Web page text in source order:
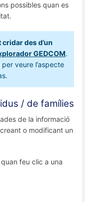
possibles quan es
des d’un
GEDCOM.
veure l’aspecte
/ de famílies
de la informació
o modificant un
feu clic a una